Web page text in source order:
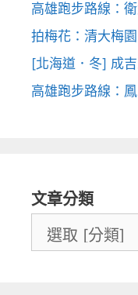
高雄跑步路線：
拍梅花：清大梅園
[北海道．冬] 成
高雄跑步路線：
文章分類